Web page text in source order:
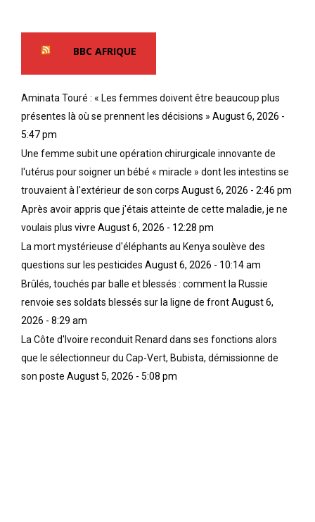
BBC AFRIQUE
Aminata Touré : « Les femmes doivent être beaucoup plus
présentes là où se prennent les décisions » August 6, 2026 -
5:47 pm
Une femme subit une opération chirurgicale innovante de
l'utérus pour soigner un bébé « miracle » dont les intestins se
trouvaient à l'extérieur de son corps August 6, 2026 - 2:46 pm
Après avoir appris que j'étais atteinte de cette maladie, je ne
voulais plus vivre August 6, 2026 - 12:28 pm
La mort mystérieuse d'éléphants au Kenya soulève des
questions sur les pesticides August 6, 2026 - 10:14 am
Brûlés, touchés par balle et blessés : comment la Russie
renvoie ses soldats blessés sur la ligne de frontAugust 6,
2026 - 8:29 am
La Côte d'Ivoire reconduit Renard dans ses fonctions alors
que le sélectionneur du Cap-Vert, Bubista, démissionne de
son poste August 5, 2026 - 5:08 pm